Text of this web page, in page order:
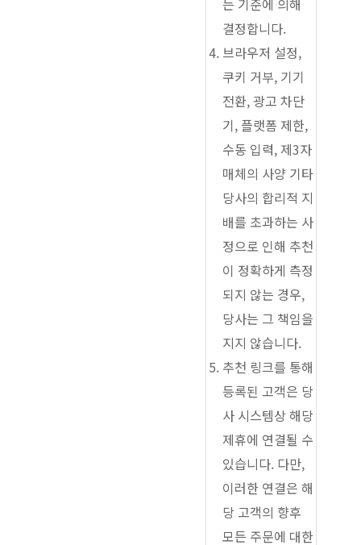
는 기준에 의해
결정합니다.
브라우저 설정,
쿠키 거부, 기기
전환, 광고 차단
기, 플랫폼 제한,
수동 입력, 제3자
매체의 사양 기타
당사의 합리적 지
배를 초과하는 사
정으로 인해 추천
이 정확하게 측정
되지 않는 경우,
당사는 그 책임을
지지 않습니다.
추천 링크를 통해
등록된 고객은 당
사 시스템상 해당
제휴에 연결될 수
있습니다. 다만,
이러한 연결은 해
당 고객의 향후
모든 주문에 대한